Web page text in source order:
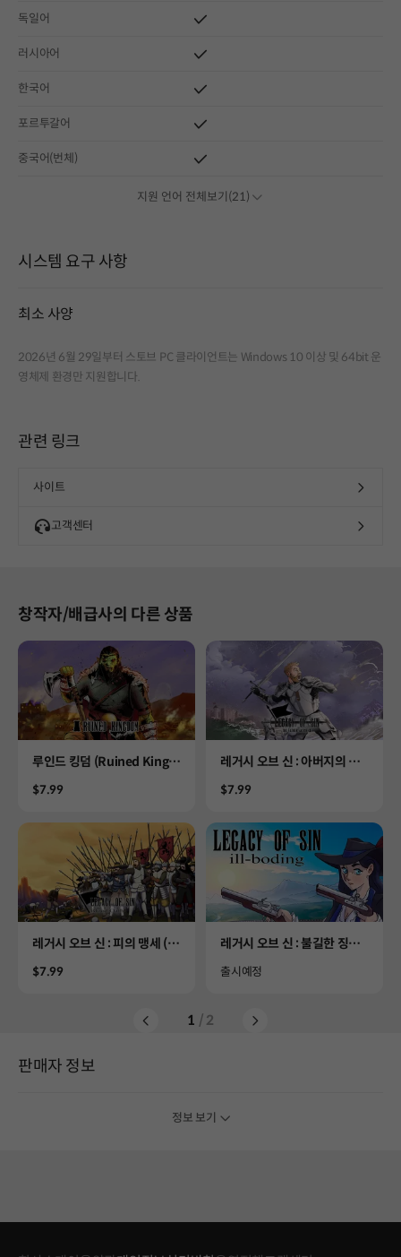
독일어
러시아어
한국어
포르투갈어
중국어(번체)
지원 언어 전체보기(21)
시스템 요구 사항
최소 사양
2026년 6월 29일부터 스토브 PC 클라이언트는 Windows 10 이상 및 64bit 운
영체제 환경만 지원합니다.
관련 링크
사이트
고객센터
창작자/배급사의 다른 상품
Product
루인드 킹덤 (Ruined Kingd
Price
$7.99
Product
레거시 오브 신 : 아버지의 희
r sacrifice)
Price
$7.99
Product
레거시 오브 신 : 피의 맹세 (Le
Price
$7.99
Product
레거시 오브 신 : 불길한 징조
Availability
출시예정
1 / 2
판매자 정보
정보 보기